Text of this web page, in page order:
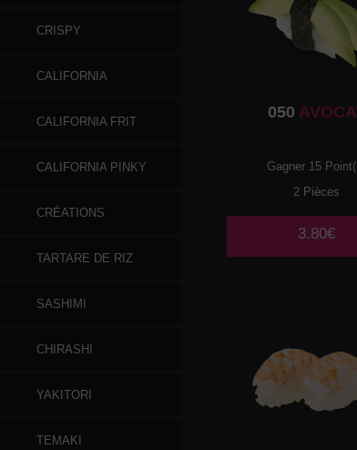
CRISPY
CALIFORNIA
CALIFORNIA FRIT
CALIFORNIA PINKY
CRÉATIONS
TARTARE DE RIZ
SASHIMI
CHIRASHI
YAKITORI
TEMAKI
050
Gagner 15
2 Pièces
3.80€